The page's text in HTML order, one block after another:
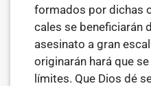
formados por dichas
cales se beneficiarán
asesinato a gran
originarán hará que
límites. Que Dios dé